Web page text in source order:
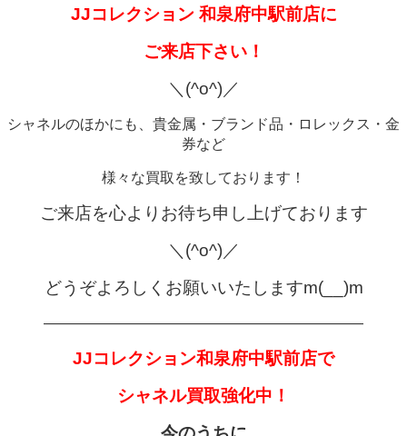
JJコレクション 和泉府中駅前店に
ご来店下さい！
＼(^o^)／
シャネルのほかにも、貴金属・ブランド品・ロレックス・金
券など
様々な買取を致しております！
ご来店を心よりお待ち申し上げております
＼(^o^)／
どうぞよろしくお願いいたしますm(__)m
——————————————————————
JJコレクション和泉府中駅前店で
シャネル買取強化中！